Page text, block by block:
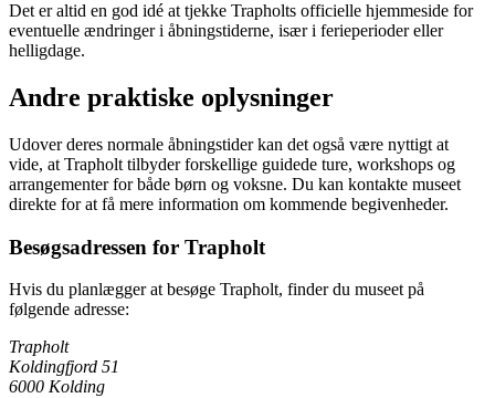
Det er altid en god idé at tjekke Trapholts officielle hjemmeside for
eventuelle ændringer i åbningstiderne, især i ferieperioder eller
helligdage.
Andre praktiske oplysninger
Udover deres normale åbningstider kan det også være nyttigt at
vide, at Trapholt tilbyder forskellige guidede ture, workshops og
arrangementer for både børn og voksne. Du kan kontakte museet
direkte for at få mere information om kommende begivenheder.
Besøgsadressen for Trapholt
Hvis du planlægger at besøge Trapholt, finder du museet på
følgende adresse:
Trapholt
Koldingfjord 51
6000 Kolding